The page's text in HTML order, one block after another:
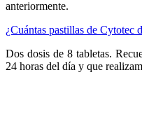
anteriormente.
¿Cuántas pastillas de Cytotec
Dos dosis de 8 tabletas.
24 horas del día y que